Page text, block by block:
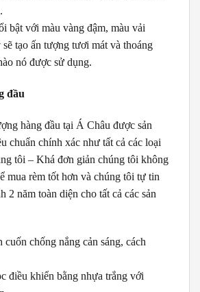
bật với màu vàng đậm, màu vải
tạo ấn tượng tươi mát và thoáng
nó được sử dụng.
đầu
hàng đầu tại Á Châu được sản
chuẩn chính xác như tất cả các loại
tôi – Khá đơn giản chúng tôi không
mua rèm tốt hơn và chúng tôi tự tin
2 năm toàn diện cho tất cả các sản
cuốn chống nắng cản sáng, cách
điều khiển bằng nhựa trắng với